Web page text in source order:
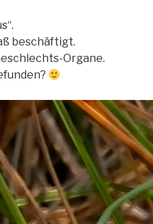
beschäftigt.
Organe.